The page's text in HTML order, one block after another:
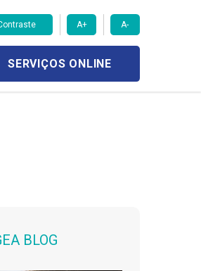
A+ A-
SERVIÇOS ONLINE
BLOG